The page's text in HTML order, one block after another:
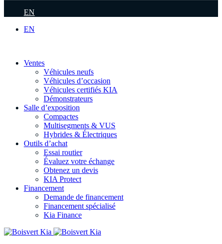
EN
EN
Ventes
Véhicules neufs
Véhicules d’occasion
Véhicules certifiés KIA
Démonstrateurs
Salle d’exposition
Compactes
Multisegments & VUS
Hybrides & Électriques
Outils d’achat
Essai routier
Évaluez votre échange
Obtenez un devis
KIA Protect
Financement
Demande de financement
Financement spécialisé
Kia Finance